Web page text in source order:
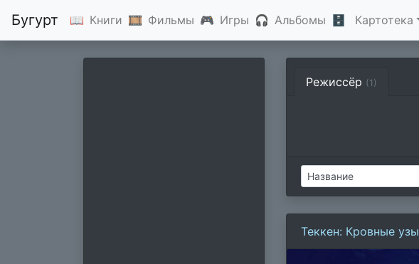
Бугурт 📖 Книги 🎞 Фильмы 🎮 Игры 🎧 Альбомы 🗄 Картотека
Режиссёр (1)
Теккен: Кровные узы